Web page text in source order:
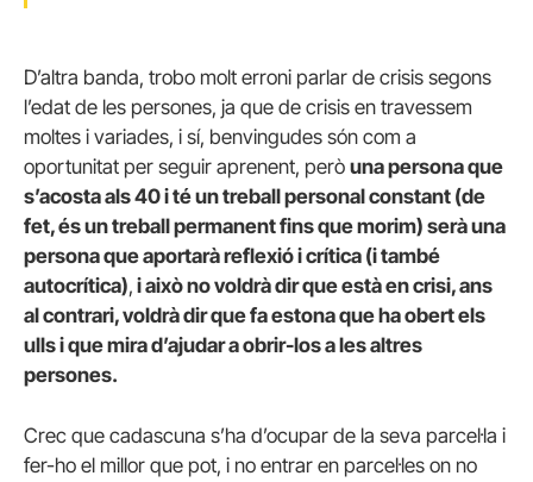
D’altra banda, trobo molt erroni parlar de crisis segons
l’edat de les persones, ja que de crisis en travessem
moltes i variades, i sí, benvingudes són com a
oportunitat per seguir aprenent, però una persona que
s’acosta als 40 i té un treball personal constant (de
fet, és un treball permanent fins que morim) serà una
persona que aportarà reflexió i crítica (i també
autocrítica), i això no voldrà dir que està en crisi, ans
al contrari, voldrà dir que fa estona que ha obert els
ulls i que mira d’ajudar a obrir-los a les altres
persones.
Crec que cadascuna s’ha d’ocupar de la seva parcel·la i
fer-ho el millor que pot, i no entrar en parcel·les on no